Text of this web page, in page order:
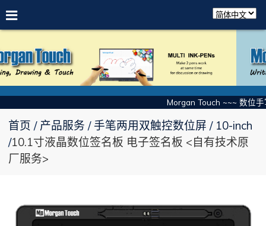
Morgan Touch ~~~ 数位手
首页 产品服务 手笔两用双触控数位屏
10-inch
10.1寸液晶数位签名板 电子签名板 <自有技术原
厂服务>